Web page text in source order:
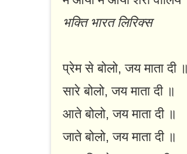
भक्ति भारत लिरिक्स
प्रेम से बोलो, जय माता दी ॥
सारे बोलो, जय माता दी ॥
आते बोलो, जय माता दी ॥
जाते बोलो, जय माता दी ॥